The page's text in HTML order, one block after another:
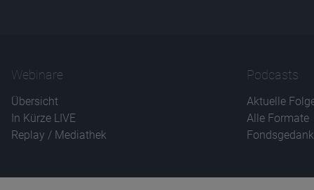
Webinare
Übersicht
In Kürze LIVE
Replay / Mediathek
Podcasts
Aktuelle
Alle Formate